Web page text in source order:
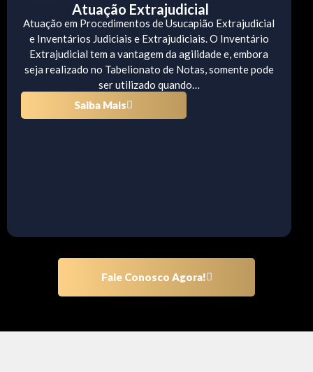
Atuação Extrajudicial
Atuação em Procedimentos de Usucapião Extrajudicial
e Inventários Judiciais e Extrajudiciais. O Inventário
Extrajudicial tem a vantagem da agilidade e, embora
seja realizado no Tabelionato de Notas, somente pode
ser utilizado quando…
Saiba Mais
Fale Conosco Agora!